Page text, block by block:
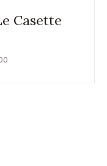
Casette